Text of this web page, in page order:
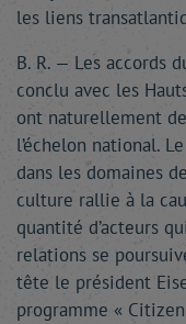
les liens
B. R. — Les accords
conclu avec les
ont naturellement
l’échelon national.
dans les domaines
culture rallie à la
quantité d’acteurs
relations se
tête le président
programme «